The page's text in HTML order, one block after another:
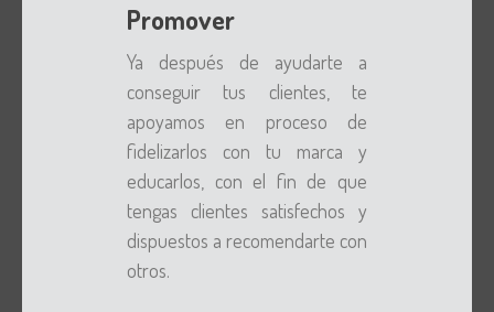
Promover
Ya después de ayudarte a
conseguir tus clientes, te
apoyamos en proceso de
fidelizarlos con tu marca y
educarlos, con el fin de que
tengas clientes satisfechos y
dispuestos a recomendarte con
otros.